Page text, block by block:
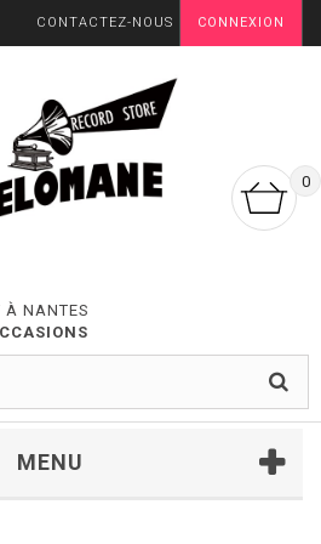
CONNEXION
CONTACTEZ-NOUS
0
À NANTES
MENU